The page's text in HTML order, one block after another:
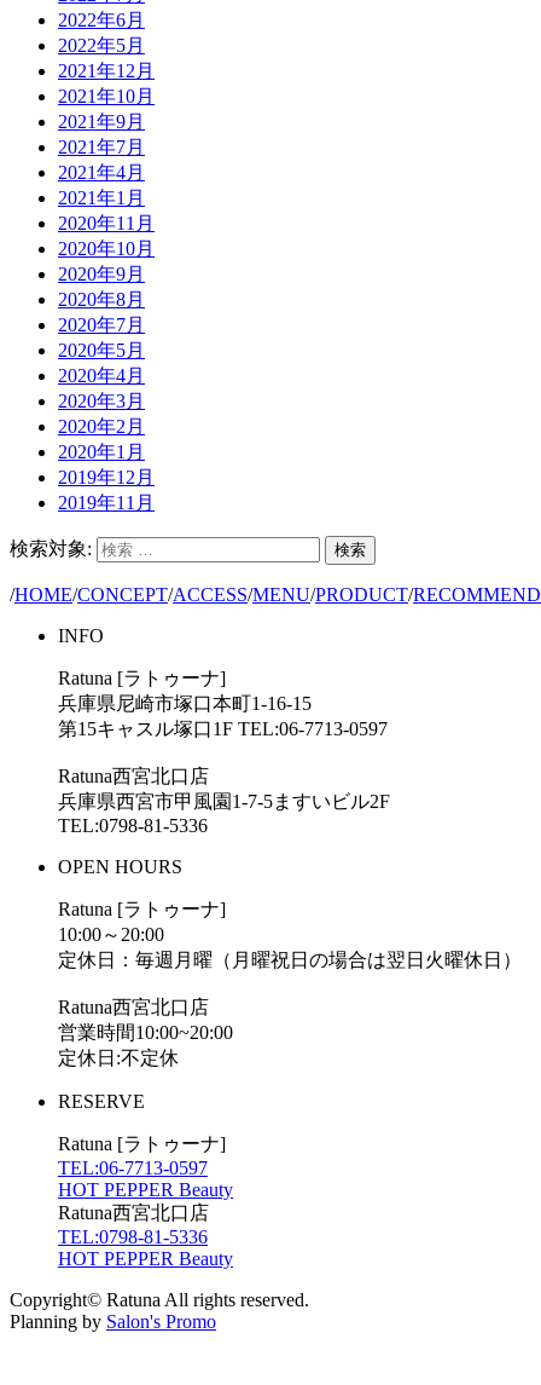
2022年6月
2022年5月
2021年12月
2021年10月
2021年9月
2021年7月
2021年4月
2021年1月
2020年11月
2020年10月
2020年9月
2020年8月
2020年7月
2020年5月
2020年4月
2020年3月
2020年2月
2020年1月
2019年12月
2019年11月
検索対象: 検索
/HOME/CONCEPT/ACCESS/MENU/PRODUCT/RECOMMEND
INFO
Ratuna [ラトゥーナ]
兵庫県尼崎市塚口本町1-16-15
第15キャスル塚口1F TEL:06-7713-0597
Ratuna西宮北口店
兵庫県西宮市甲風園1-7-5ますいビル2F
TEL:0798-81-5336
OPEN HOURS
Ratuna [ラトゥーナ]
10:00～20:00
定休日：毎週月曜（月曜祝日の場合は翌日火曜休日）
Ratuna西宮北口店
営業時間10:00~20:00
定休日:不定休
RESERVE
Ratuna [ラトゥーナ]
TEL:06-7713-0597
HOT PEPPER Beauty
Ratuna西宮北口店
TEL:0798-81-5336
HOT PEPPER Beauty
Copyright© Ratuna All rights reserved.
Planning by Salon's Promo